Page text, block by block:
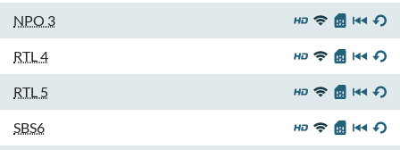
NPO 3
RTL 4
RTL 5
SBS6